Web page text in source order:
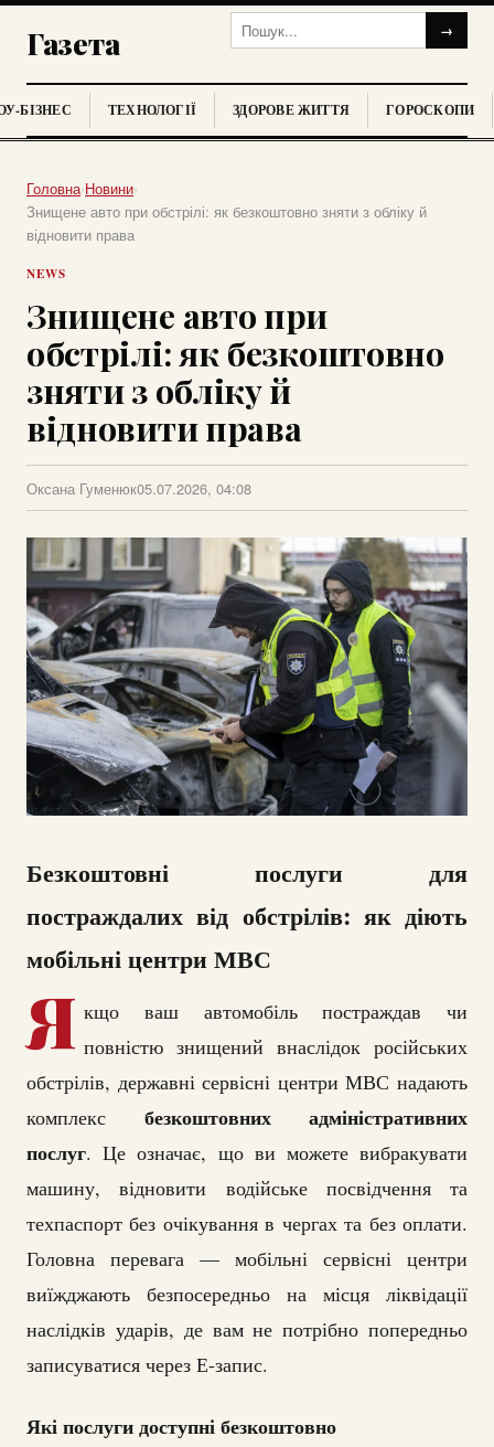
Газета →
БІЗНЕС ТЕХНОЛОГІЇ ЗДОРОВЕ ЖИТТЯ ГОРОСКОПИ
Головна›Новини›
Знищене авто при обстрілі: як безкоштовно зняти з обліку й
відновити права
NEWS
Знищене авто при
обстрілі: як безкоштовно
зняти з обліку й
відновити права
Оксана Гуменюк05.07.2026, 04:08
Безкоштовні послуги для
постраждалих від обстрілів: як діють
мобільні центри МВС
Я кщо ваш автомобіль постраждав чи
повністю знищений внаслідок російських
обстрілів, державні сервісні центри МВС надають
комплекс безкоштовних адміністративних
послуг. Це означає, що ви можете вибракувати
машину, відновити водійське посвідчення та
техпаспорт без очікування в чергах та без оплати.
Головна перевага — мобільні сервісні центри
виїжджають безпосередньо на місця ліквідації
наслідків ударів, де вам не потрібно попередньо
записуватися через Е-запис.
Які послуги доступні безкоштовно